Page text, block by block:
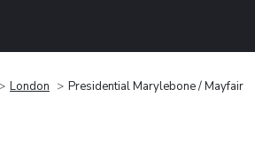
London Presidential Marylebone / Mayfair